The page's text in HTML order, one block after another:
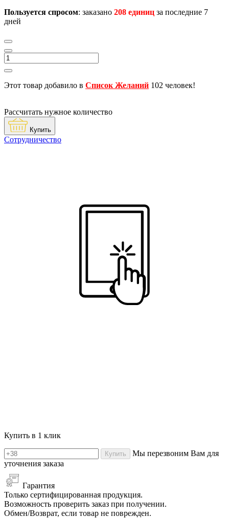
Пользуется спросом: заказано 208 единиц за последние 7
дней
Этот товар добавило в Список Желаний 102 человек!
Рассчитать нужное количество
Купить
Сотрудничество
Купить в 1 клик
Купить
Мы перезвоним Вам для
уточнения заказа
Гарантия
Только сертифицированная продукция.
Возможность проверить заказ при получении.
Обмен/Возврат, если товар не поврежден.